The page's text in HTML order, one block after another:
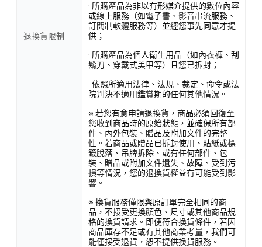
退換貨限制
· 所購產品為非以有形媒介提供的數位內容
或線上服務（如電子書、影音串流服務、
訂閱制軟體服務等）並經您事先同意才提
供；
· 所購產品為個人衛生用品（如內衣褲、刮
鬍刀、穿戴式美甲等）且您已拆封；
· 依照所適用法律、法規、裁定、命令或法
院判決不適用鑑賞期的任何其他情況。
※ 若您有意申請退換貨，商品必須回復至
您收到商品時的原始狀態，並確保所有部
件、內外包裝、贈品及附加文件的完整
性。若商品或贈品已拆封使用、貼紙或標
籤脫落、吊牌拆除、或有任何部件、包
裝、贈品或附加文件遺失、故障、受到污
損等情況，您的退換貨權益有可能受到影
響。
※ 換貨服務僅限與原訂單完全相同的商
品，不接受更換顏色、尺寸或其他商品規
格的換貨請求。即便符合換貨條件，若因
商品庫存不足或有其他商業考量，我們可
能僅接受退貨，恕不提供換貨服務。